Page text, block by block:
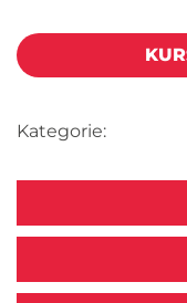
Kategorie: